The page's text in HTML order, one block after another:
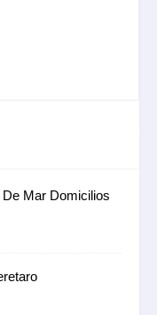
Mar Domicilios